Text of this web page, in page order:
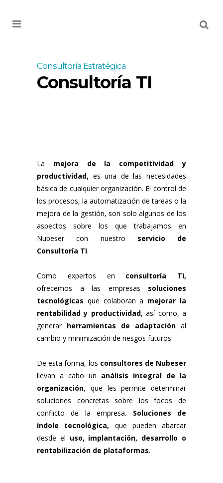
Consultoría Estratégica
Consultoría TI
La mejora de la competitividad y
productividad, es una de las necesidades
básica de cualquier organización. El control de
los procesos, la automatización de tareas o la
mejora de la gestión, son solo algunos de los
aspectos sobre los que trabajamos en
Nubeser con nuestro servicio de
Consultoría TI.
Como expertos en consultoría TI,
ofrecemos a las empresas soluciones
tecnológicas que colaboran a mejorar la
rentabilidad y productividad, así como, a
generarherramientas de adaptación al
cambio y minimización de riesgos futuros.
De esta forma, los consultores de Nubeser
llevan a cabo un análisis integral de la
organización, que les permite determinar
soluciones concretas sobre los focos de
conflicto de la empresa. Soluciones de
índole tecnológica, que pueden abarcar
desde el uso, implantación, desarrollo o
rentabilización de plataformas.